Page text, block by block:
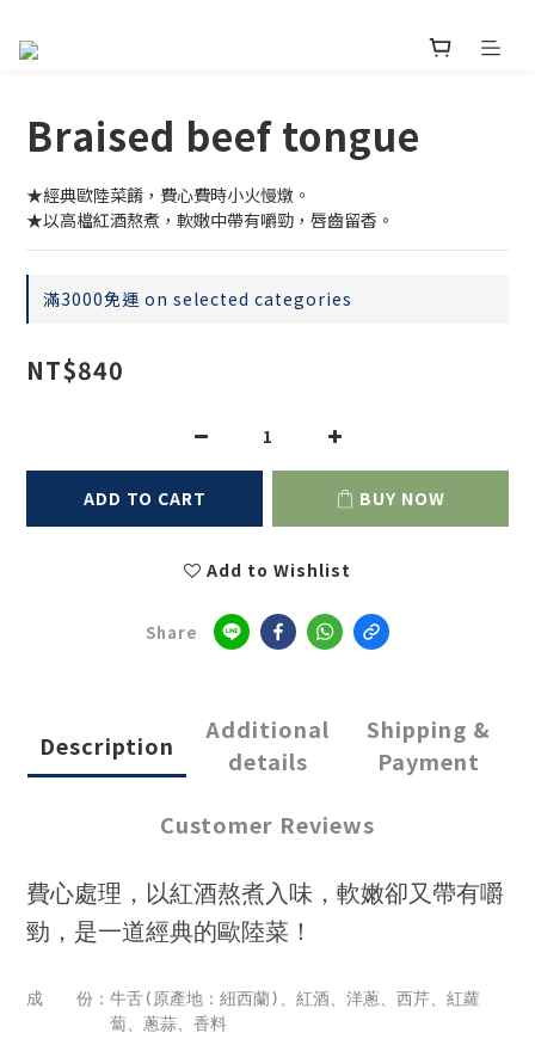
Braised beef tongue
★經典歐陸菜餚，費心費時小火慢燉。
★以高檔紅酒熬煮，軟嫩中帶有嚼勁，唇齒留香。
滿3000免運 on selected categories
NT$840
ADD TO CART BUY NOW
Add to Wishlist
Share
Description
Additional
details
Shipping &
Payment
Customer Reviews
費心處理，以紅酒熬煮入味，軟嫩卻又帶有嚼
勁，是一道經典的歐陸菜！
成 份：牛舌(原產地：紐西蘭)、紅酒、洋蔥、西芹、紅蘿
蔔、蔥蒜、香料